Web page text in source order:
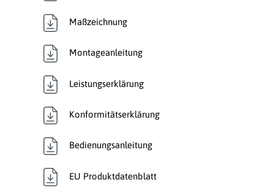
Wärmetransport:
Maßzeichnung
Montageanleitung
Leistungserklärung
Konformitätserklärung
Bedienungsanleitung
EU Produktdatenblatt